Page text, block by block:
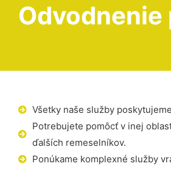
Všetky naše služby
Potrebujete pomôcť v inej
ďalších remeselníkov.
Ponúkame komplexné služby